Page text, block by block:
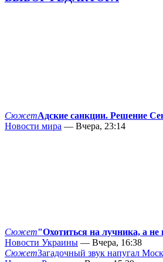
СюжетАдские санкции. Решение
Новости мира — Вчера, 23:14
Сюжет"Охотиться на лучника, а не
Новости Украины — Вчера, 16:38
СюжетЗагадочный звук напугал